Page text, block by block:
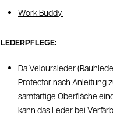
Work Buddy
LEDERPFLEGE:
Da Veloursleder
Protectornach Anleitung
samtartige Oberfläche
kann das Leder bei